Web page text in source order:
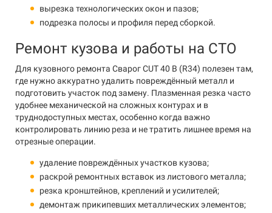
вырезка технологических окон и пазов;
подрезка полосы и профиля перед сборкой.
Ремонт кузова и работы на СТО
Для кузовного ремонта Сварог CUT 40 B (R34) полезен там,
где нужно аккуратно удалить повреждённый металл и
подготовить участок под замену. Плазменная резка часто
удобнее механической на сложных контурах и в
труднодоступных местах, особенно когда важно
контролировать линию реза и не тратить лишнее время на
отрезные операции.
удаление повреждённых участков кузова;
раскрой ремонтных вставок из листового металла;
резка кронштейнов, креплений и усилителей;
демонтаж прикипевших металлических элементов;